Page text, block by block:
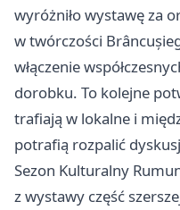
wyróżniło wystawę za
w twórczości
włączenie
dorobku. To kolejne
trafiają w lokalne i
potrafią rozpalić
Sezon Kulturalny
z wystawy część